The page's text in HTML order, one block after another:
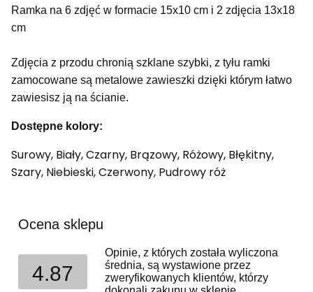
Ramka na 6 zdjęć w formacie 15x10 cm i 2 zdjęcia 13x18
cm
Zdjęcia z przodu chronią szklane szybki, z tyłu ramki
zamocowane są metalowe zawieszki dzięki którym łatwo
zawiesisz ją na ścianie.
Dostępne kolory:
Surowy, Biały, Czarny, Brązowy, Różowy, Błękitny,
Szary, Niebieski, Czerwony, Pudrowy róż
Ocena sklepu
4.87
Opinie, z których została wyliczona
średnia, są wystawione przez
zweryfikowanych klientów, którzy